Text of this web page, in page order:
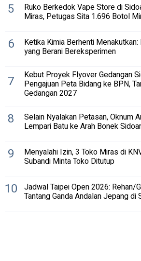
5 Ruko Berkedok Vape Store di
Miras, Petugas Sita 1.696 Botol
6 Ketika Kimia Berhenti
yang Berani Bereksperimen
7 Kebut Proyek Flyover Gedangan
Pengajuan Peta Bidang ke BPN,
Gedangan 2027
8 Selain Nyalakan Petasan, Oknum
Lempari Batu ke Arah Bonek
9 Menyalahi Izin, 3 Toko Miras di
Subandi Minta Toko Ditutup
10 Jadwal Taipei Open 2026: Rehan/
Tantang Ganda Andalan Jepang di